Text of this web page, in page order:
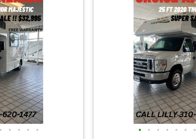
• • • • • • • • • • • •